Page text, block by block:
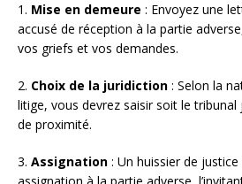
1. Mise en demeure : Envoyez une
accusé de réception à la partie
vos griefs et vos demandes.
2. Choix de la juridiction : Selon la
litige, vous devrez saisir soit le
de proximité.
3. Assignation : Un huissier de